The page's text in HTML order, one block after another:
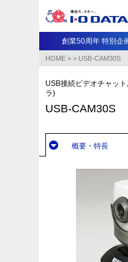
創業50周年 特別企
HOME > > USB-CAM30S
USB接続ビデオチャッ
ラ)
USB-CAM30S
概要・特長